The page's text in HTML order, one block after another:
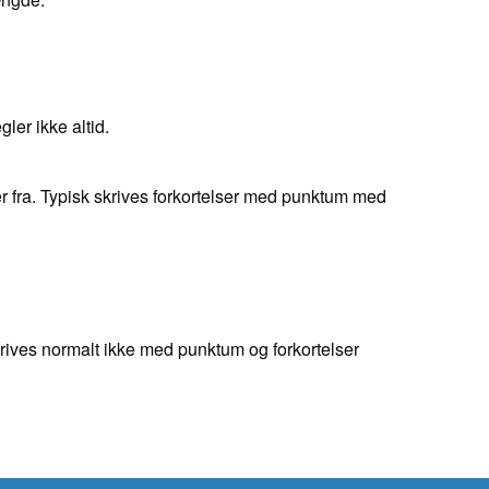
ikke altid.
Typisk skrives forkortelser med punktum med
normalt ikke med punktum og forkortelser